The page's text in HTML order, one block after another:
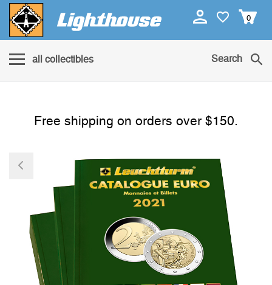
0
all collectibles Search
Free shipping on orders over $150.